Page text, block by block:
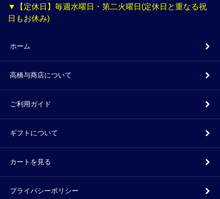
▼【定休日】毎週水曜日・第二火曜日(定休日と重なる祝
日もお休み)
ホーム
高橋与商店について
ご利用ガイド
ギフトについて
カートを見る
プライバシーポリシー